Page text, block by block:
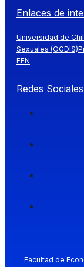
Enlaces de
Universidad de
Sexuales (OGDIS)
FEN
Redes
Facultad de